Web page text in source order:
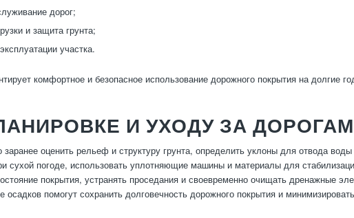
дорог;
и защита грунта;
участка.
комфортное и безопасное использование дорожного покрытия на долгие
И УХОДУ ЗА
оценить рельеф и структуру грунта, определить уклоны для отвода
сухой погоде, использовать уплотняющие машины и материалы для
покрытия, устранять проседания и своевременно очищать дренажные
помогут сохранить долговечность дорожного покрытия и